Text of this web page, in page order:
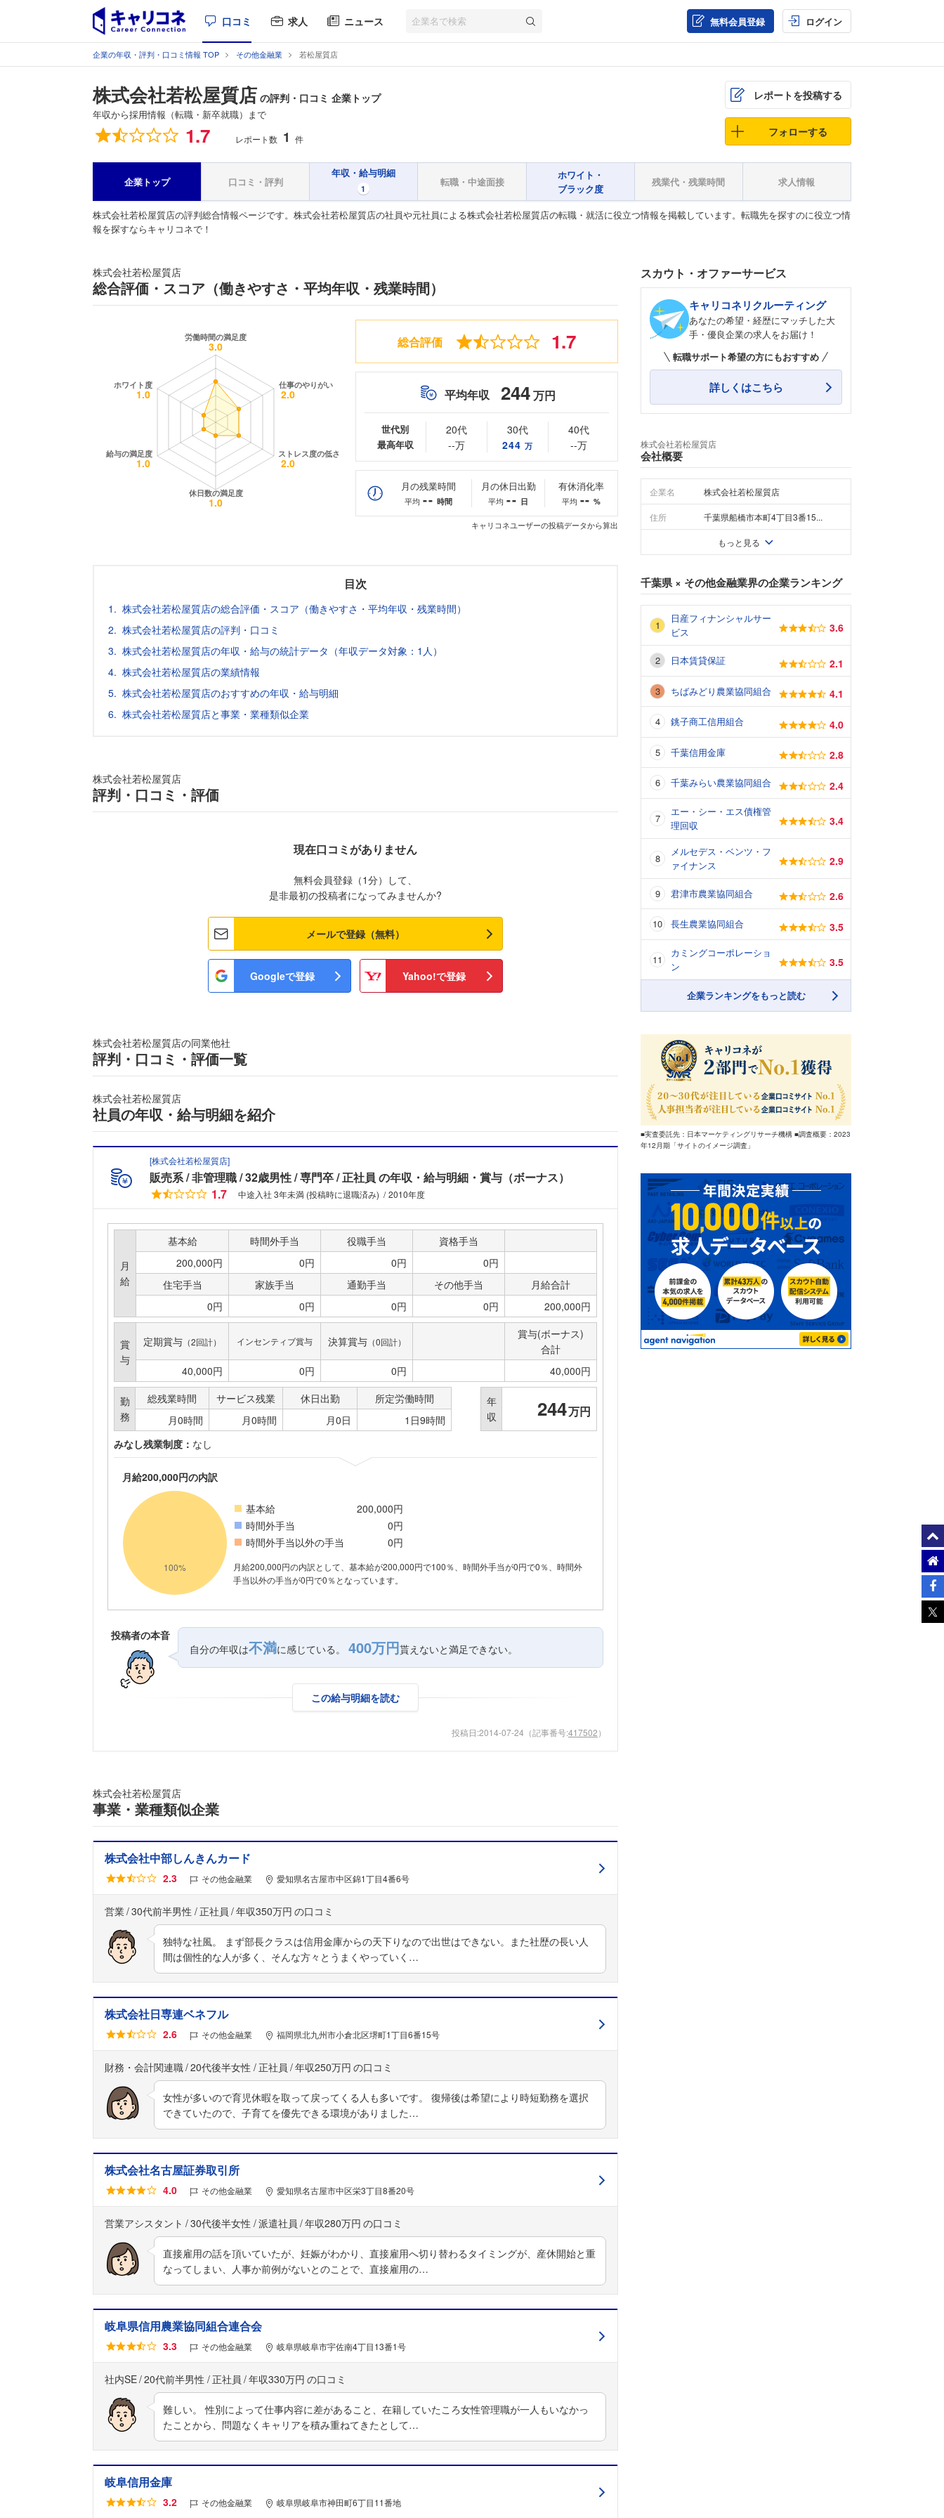
口コミ 求人 ニュース 無料会員登録 ログイン
企業の年収・評判・口コミ情報 TOP その他金融業 若松屋質店
株式会社若松屋質店 の評判・口コミ 企業トップ
年収から採用情報（転職・新卒就職）まで
総合評価 1.7 レポート数 1 件
レポートを投稿する
フォローする
企業トップ 口コミ・評判
年収・給与明細
1
転職・中途面接
ホワイト・
ブラック度
残業代・残業時間 求人情報
株式会社若松屋質店の評判総合情報ページです。株式会社若松屋質店の社員や元社員による株式会社若松屋質店の転職・就活に役立つ情報を掲載しています。転職先を探すのに役立つ情
報を探すならキャリコネで！
こちらの企業もフォローしませんか？
株式会社若松屋質店
総合評価・スコア（働きやすさ・平均年収・残業時間）
総合評価 1.7
平均年収 244万円
世代別
最高年収
20代
--万
30代
244 万
40代
--万
月の残業時間
平均 -- 時間
月の休日出勤
平均 -- 日
有休消化率
平均 -- %
キャリコネユーザーの投稿データから算出
目次
株式会社若松屋質店の総合評価・スコア（働きやすさ・平均年収・残業時間）
株式会社若松屋質店の評判・口コミ
株式会社若松屋質店の年収・給与の統計データ（年収データ対象：1人）
株式会社若松屋質店の業績情報
株式会社若松屋質店のおすすめの年収・給与明細
株式会社若松屋質店と事業・業種類似企業
株式会社若松屋質店
評判・口コミ・評価
現在口コミがありません
無料会員登録（1分）して、
是非最初の投稿者になってみませんか?
メールで登録（無料）
Googleで登録 Yahoo!で登録
株式会社若松屋質店の同業他社
評判・口コミ・評価一覧
株式会社若松屋質店
社員の年収・給与明細を紹介
[株式会社若松屋質店]
販売系 非管理職 32歳男性 専門卒 正社員 の年収・給与明細・賞与（ボーナス）
1.7
中途入社 3年未満 (投稿時に退職済み) 2010年度
月
給
基本給 時間外手当 役職手当
資格手当
200,000円
0円 0円
0円
住宅手当
家族手当 通勤手当 その他手当
月給合計
0円
0円 0円 0円 200,000円
賞
与
定期賞与 （2回計） インセンティブ賞与 決算賞与（0回計）
賞与(ボーナス)
合計
40,000円
0円 0円 40,000円
勤
務
総残業時間 サービス残業 休日出勤
所定労働時間
月0時間
月0時間 月0日 1日9時間
年
収
244万円
みなし残業制度： なし
月給200,000円の内訳
基本給
200,000円
時間外手当
0円
時間外手当以外の手当
0円
月給200,000円の内訳として、基本給が200,000円で100％、時間外手当が0円で0％、時間外
手当以外の手当が0円で0％となっています。
投稿者の本音
自分の年収は不満に感じている。 400万円貰えないと満足できない。
この給与明細を読む
投稿日:2014-07-24 （記事番号:417502）
株式会社若松屋質店
事業・業種類似企業
株式会社中部しんきんカード
2.3 その他金融業 愛知県名古屋市中区錦1丁目4番6号
営業 30代前半男性 正社員 年収350万円
独特な社風。 まず部長クラスは信用金庫からの天下りなので出世はできない。また社歴の長い人
間は個性的な人が多く、そんな方々とうまくやっていく…
株式会社日専連ベネフル
2.6 その他金融業 福岡県北九州市小倉北区堺町1丁目6番15号
財務・会計関連職 20代後半女性 正社員 年収250万円
女性が多いので育児休暇を取って戻ってくる人も多いです。 復帰後は希望により時短勤務を選択
できていたので、子育てを優先できる環境がありました…
株式会社名古屋証券取引所
4.0 その他金融業 愛知県名古屋市中区栄3丁目8番20号
営業アシスタント 30代後半女性 派遣社員 年収280万円
直接雇用の話を頂いていたが、妊娠がわかり、直接雇用へ切り替わるタイミングが、産休開始と重
なってしまい、人事か前例がないとのことで、直接雇用の…
岐阜県信用農業協同組合連合会
3.3 その他金融業 岐阜県岐阜市宇佐南4丁目13番1号
社内SE 20代前半男性 正社員 年収330万円
難しい。 性別によって仕事内容に差があること、在籍していたころ女性管理職が一人もいなかっ
たことから、問題なくキャリアを積み重ねてきたとして…
岐阜信用金庫
3.2 その他金融業 岐阜県岐阜市神田町6丁目11番地
スカウト・オファーサービス
キャリコネリクルーティング
あなたの希望・経歴にマッチした大
手・優良企業の求人をお届け！
転職サポート希望の方にもおすすめ
詳しくはこちら
株式会社若松屋質店
会社概要
企業名 株式会社若松屋質店
住所 千葉県船橋市本町4丁目3番15...
もっと見る
千葉県× その他金融業界の企業ランキング
日産フィナンシャルサー
ビス
3.6
日本賃貸保証 2.1
ちばみどり農業協同組合 4.1
銚子商工信用組合 4.0
千葉信用金庫 2.8
千葉みらい農業協同組合 2.4
エー・シー・エス債権管
理回収
3.4
メルセデス・ベンツ・フ
ァイナンス
2.9
君津市農業協同組合 2.6
長生農業協同組合 3.5
カミングコーポレーショ
ン
3.5
企業ランキングをもっと読む
■実査委託先：日本マーケティングリサーチ機構 ■調査概要：2023
年12月期「サイトのイメージ調査」